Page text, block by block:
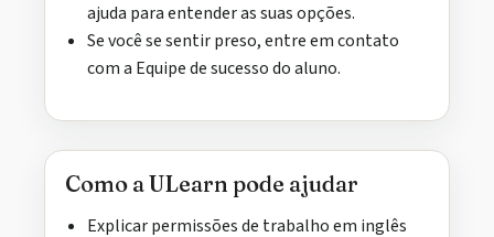
ajuda para entender as suas opções.
Se você se sentir preso, entre em contato
com a Equipe de sucesso do aluno.
Como a ULearn pode ajudar
Explicar permissões de trabalho em inglês